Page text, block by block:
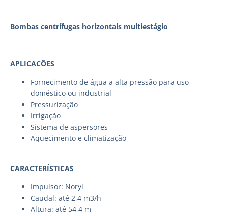
Bombas centrífugas horizontais multiestágio
APLICACÕES
Fornecimento de água a alta pressão para uso
doméstico ou industrial
Pressurização
Irrigação
Sistema de aspersores
Aquecimento e climatização
CARACTERÍSTICAS
Impulsor: Noryl
Caudal: até 2,4 m3/h
Altura: até 54,4 m